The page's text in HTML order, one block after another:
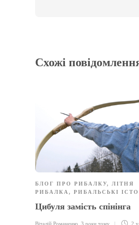
Схожі
БЛОГ ПРО РИБАЛКУ, ЛІТНЯ
РИБАЛКА , РИБАЛЬСЬКІ
Цибуля замість спінінга
Віталій Романенко 3 роки тому 2